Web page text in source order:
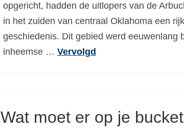
opgericht, hadden de uitlopers van de
in het zuiden van centraal Oklahoma een
geschiedenis. Dit gebied werd eeuwenlang
inheemse … Vervolgd
Wat moet er op je